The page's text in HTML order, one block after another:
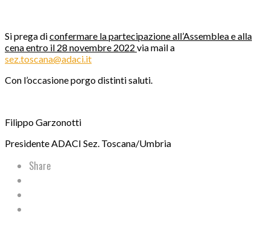
Si prega diconfermare la partecipazione all’Assemblea e alla
cena entro il 28 novembre 2022 via mail a
sez.toscana@adaci.it
Con l’occasione porgo distinti saluti.
Filippo Garzonotti
Presidente ADACI Sez. Toscana/Umbria
Share